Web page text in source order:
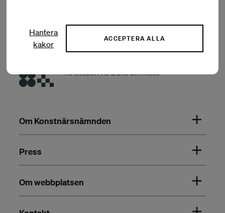
Om Konstnärsnämnden
Press
Om webbplatsen
Hantera
kakor
ACCEPTERA ALLA